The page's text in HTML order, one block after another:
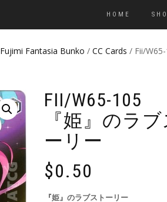
HOME
Fujimi Fantasia Bunko / CC Cards / Fii/
FII/W65-105
『姫』のラブ
ーリー
$0.50
『姫』のラブストーリー